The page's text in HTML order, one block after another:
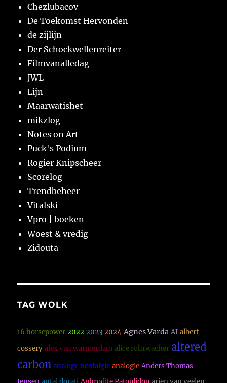
Chezlubacov
De Toekomst Hervonden
de zijlijn
Der Schockwellenreiter
Filmvanalledag
JWL
Lijn
Maarwatishet
mikzlog
Notes on Art
Puck's Podium
Rogier Knipscheer
Scorelog
Trendbeheer
Vitalski
Vpro | boeken
Woest & vredig
Zidouta
TAG WOLK
16 horsepower 2022 2023 2024 Agnes Varda AI albert
cossery alex van warmerdam alice rohrwacher altered
carbon analoge nostalgie analogie Anders Thomas